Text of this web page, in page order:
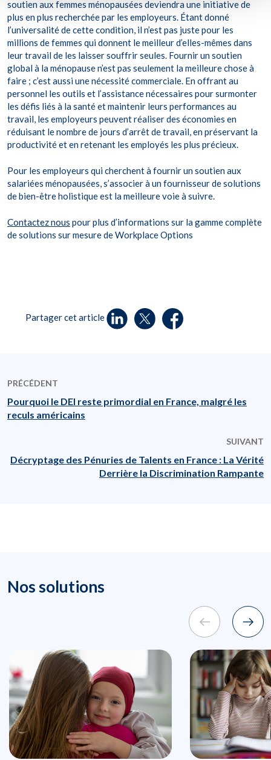
soutien aux femmes ménopausées deviendra une initiative de
plus en plus recherchée par les employeurs. Étant donné
l’universalité de cette condition, il n’est pas juste pour les
millions de femmes qui donnent le meilleur d’elles-mêmes dans
leur travail de les laisser souffrir seules. Fournir un soutien
global à la ménopause n’est pas seulement la meilleure chose à
faire ; c’est aussi une nécessité commerciale. En offrant au
personnel les outils et l’assistance nécessaires pour surmonter
les défis liés à la santé et maintenir leurs performances au
travail, les employeurs peuvent réaliser des économies en
réduisant le nombre de jours d’arrêt de travail, en préservant la
productivité et en retenant les employés les plus précieux.
Pour les employeurs qui cherchent à fournir un soutien aux
salariées ménopausées, s’associer à un fournisseur de solutions
de bien-être holistique est la meilleure voie à suivre.
Contactez nous pour plus d’informations sur la gamme complète
de solutions sur mesure de Workplace Options
Partager cet article
PRÉCÉDENT
Pourquoi le DEI reste primordial en France, malgré les
reculs américains
SUIVANT
Décryptage des Pénuries de Talents en France : La Vérité
Derrière la Discrimination Rampante
Nos solutions